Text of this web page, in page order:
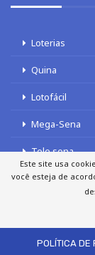
Loterias
Quina
Lotofácil
Mega-Sena
Tele sena
POLÍTICA DE
Este site usa
você esteja de